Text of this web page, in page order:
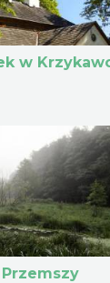
w
Przemszy